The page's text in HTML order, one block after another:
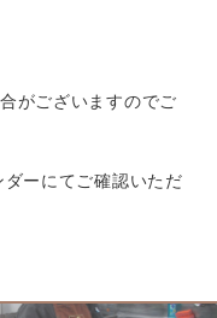
がございますのでご
ーにてご確認いただ